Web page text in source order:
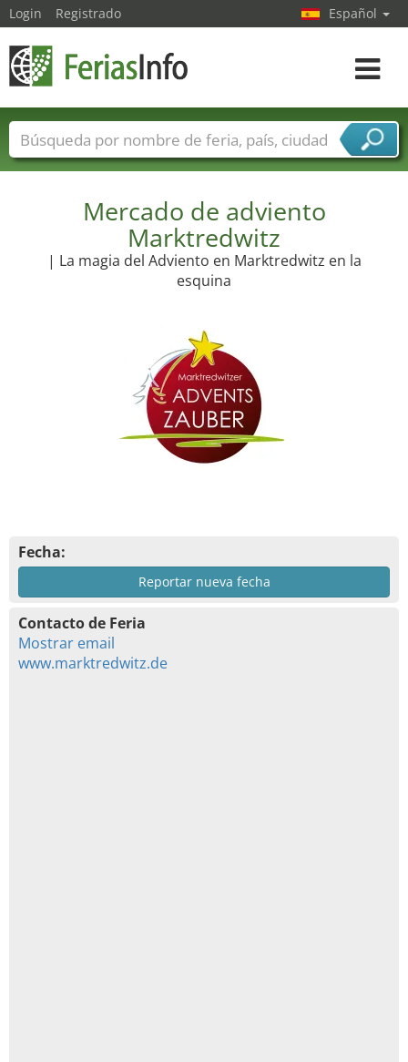
Mercado de adviento
Marktredwitz
| La magia del Adviento en Marktredwitz en la
esquina
Fecha:
Reportar nueva fecha
Contacto de Feria
Mostrar email
www.marktredwitz.de
Login Registrado Español
toggle
Nombres de ferias Países
Ciudades
Sectores de proveedor de servicios